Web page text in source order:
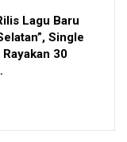
orang-orang di
memiliki
Lagu Baru
Single
30